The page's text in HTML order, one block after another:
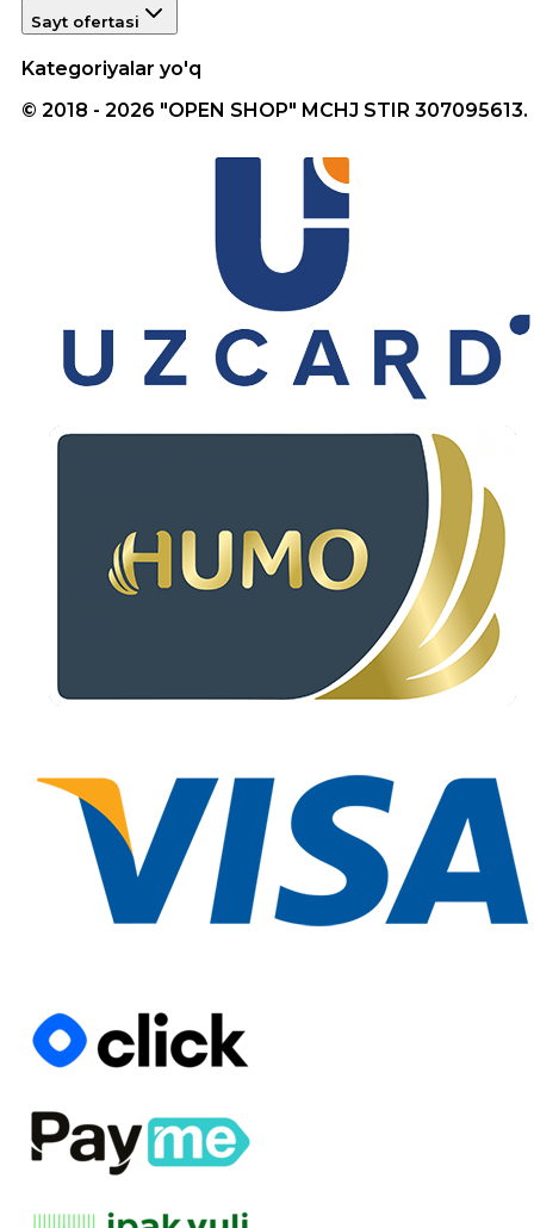
Sayt ofertasi
Kategoriyalar yo'q
© 2018 - 2026 "OPEN SHOP" MCHJ STIR 307095613.